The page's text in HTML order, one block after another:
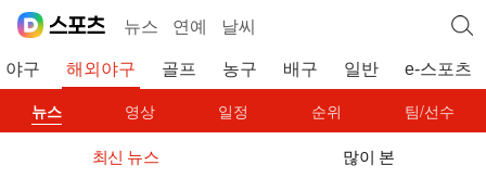
뉴스 연예 날씨
야구 해외야구 골프 농구 배구 일반 e-스포츠
뉴스 영상 일정 순위 팀/선수
최신 뉴스 많이 본